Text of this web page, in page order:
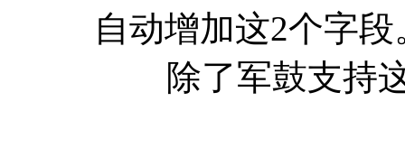
自动增加这2个字段
除了军鼓支持这